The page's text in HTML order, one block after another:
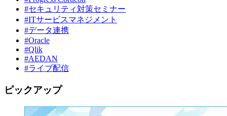
#セキュリティ対策セミナー
#ITサービスマネジメント
#データ連携
#Oracle
#Qlik
#AEDAN
#ライブ配信
ピックアップ